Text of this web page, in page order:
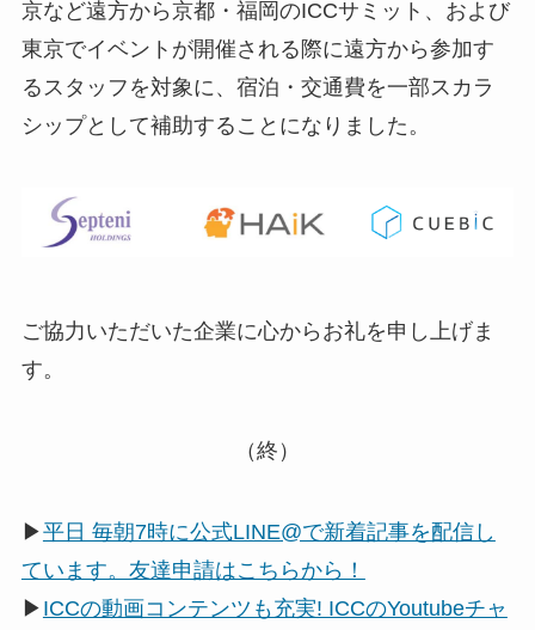
京など遠方から京都・福岡のICCサミット、および
東京でイベントが開催される際に遠方から参加す
るスタッフを対象に、宿泊・交通費を一部スカラ
シップとして補助することになりました。
ご協力いただいた企業に心からお礼を申し上げま
す。
（終）
▶平日 毎朝7時に公式LINE@で新着記事を配信し
ています。友達申請はこちらから！
▶ ICCの動画コンテンツも充実! ICCのYoutubeチャ